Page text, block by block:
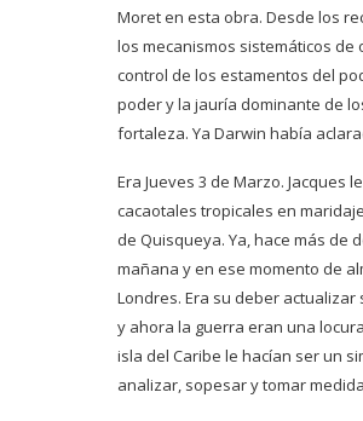
Moret en esta obra. Desde los
los mecanismos sistemáticos de
control de los estamentos del
poder y la jauría dominante de
fortaleza. Ya Darwin había
Era Jueves 3 de Marzo. Jacques
cacaotales tropicales en
de Quisqueya. Ya, hace más de
mañana y en ese momento de
Londres. Era su deber
y ahora la guerra eran una
isla del Caribe le hacían ser un
analizar, sopesar y tomar